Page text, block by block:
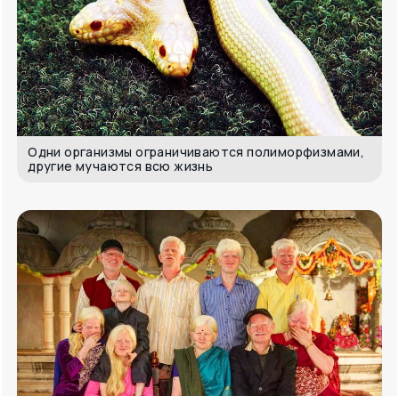
Одни организмы ограничиваются полиморфизмами,
другие мучаются всю жизнь